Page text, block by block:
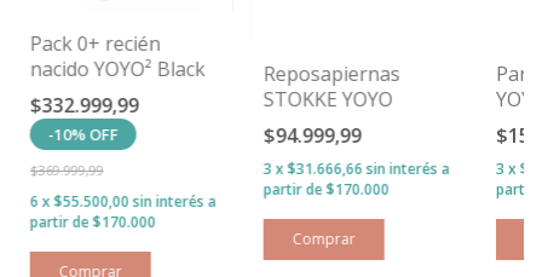
Pack 0+ recién
nacido YOYO² Black
$332.999,99
-10%OFF
$369.999,99
6 x$55.500,00 sin interés
Reposapiernas
STOKKE YOYO
$94.999,99
3 x$31.666,66 sin interés 3 x